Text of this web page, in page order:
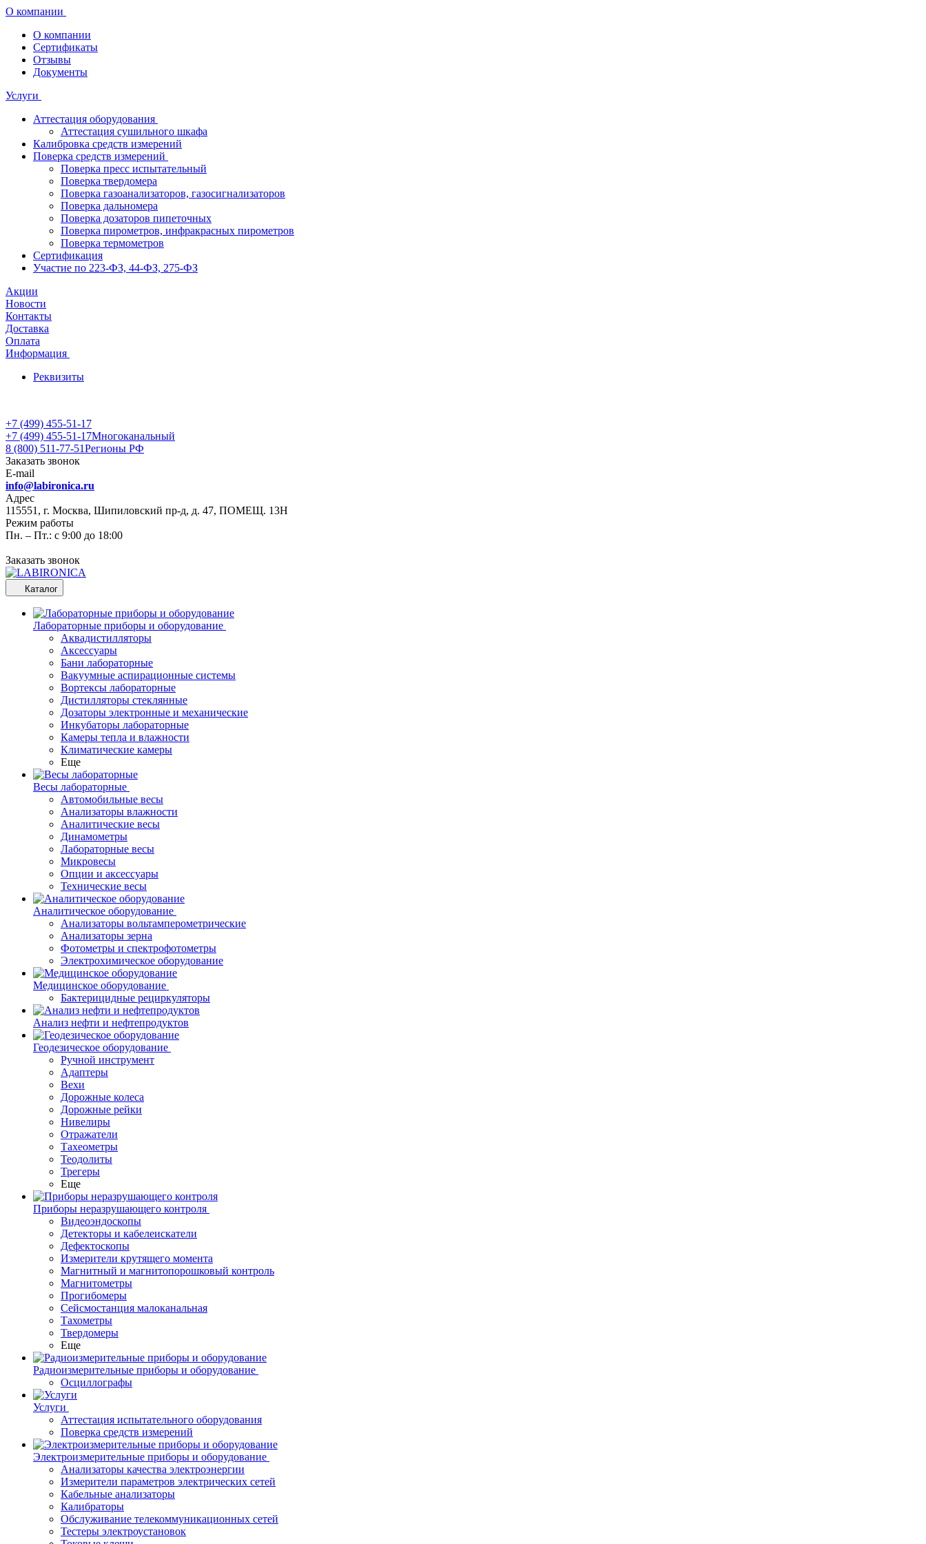
О компании
О компании
Сертификаты
Отзывы
Документы
Услуги
Аттестация оборудования
Аттестация сушильного шкафа
Калибровка средств измерений
Поверка средств измерений
Поверка пресс испытательный
Поверка твердомера
Поверка газоанализаторов, газосигнализаторов
Поверка дальномера
Поверка дозаторов пипеточных
Поверка пирометров, инфракрасных пирометров
Поверка термометров
Сертификация
Участие по 223-ФЗ, 44-ФЗ, 275-ФЗ
Акции
Новости
Контакты
Доставка
Оплата
Информация
Реквизиты
+7 (499) 455-51-17
+7 (499) 455-51-17Многоканальный
8 (800) 511-77-51Регионы РФ
Заказать звонок
E-mail
info@labironica.ru
Адрес
115551, г. Москва, Шипиловский пр-д, д. 47, ПОМЕЩ. 13Н
Режим работы
Пн. – Пт.: с 9:00 до 18:00
Заказать звонок
Каталог
Лабораторные приборы и оборудование
Аквадистилляторы
Аксессуары
Бани лабораторные
Вакуумные аспирационные системы
Вортексы лабораторные
Дистилляторы стеклянные
Дозаторы электронные и механические
Инкубаторы лабораторные
Камеры тепла и влажности
Климатические камеры
Еще
Весы лабораторные
Автомобильные весы
Анализаторы влажности
Аналитические весы
Динамометры
Лабораторные весы
Микровесы
Опции и аксессуары
Технические весы
Аналитическое оборудование
Анализаторы вольтамперометрические
Анализаторы зерна
Фотометры и спектрофотометры
Электрохимическое оборудование
Медицинское оборудование
Бактерицидные рециркуляторы
Анализ нефти и нефтепродуктов
Геодезическое оборудование
Ручной инструмент
Адаптеры
Вехи
Дорожные колеса
Дорожные рейки
Нивелиры
Отражатели
Тахеометры
Теодолиты
Трегеры
Еще
Приборы неразрушающего контроля
Видеоэндоскопы
Детекторы и кабелеискатели
Дефектоскопы
Измерители крутящего момента
Магнитный и магнитопорошковый контроль
Магнитометры
Прогибомеры
Сейсмостанция малоканальная
Тахометры
Твердомеры
Еще
Радиоизмерительные приборы и оборудование
Осциллографы
Услуги
Аттестация испытательного оборудования
Поверка средств измерений
Электроизмерительные приборы и оборудование
Анализаторы качества электроэнергии
Измерители параметров электрических сетей
Кабельные анализаторы
Калибраторы
Обслуживание телекоммуникационных сетей
Тестеры электроустановок